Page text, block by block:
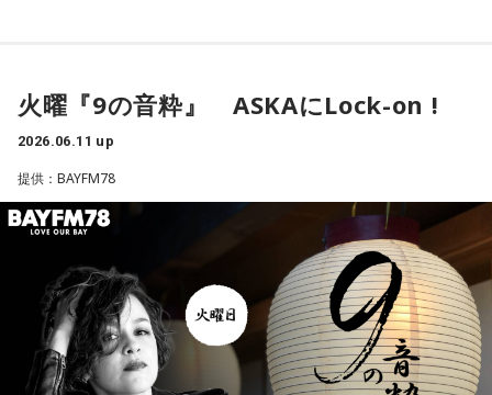
「マンハッタン」（リョーユーパン）があります。チュロス
のように少し硬めのドーナツ状の生地にチョコレートがコー
ティングされた、九州のコンビニやスーパーならどこにでも
なぜ、これほど魅力的なパンたちが特定の地域に留まり、全
国へ広がっていかないのでしょうか。そこにはパンという食
べ物が持つ、本来の「地域性」が関係しています。今でこそ
物流が発達し、今日送ったものが明日届く時代になりました
が、元来パンは「その日に作って、その日にその街で消費す
るもの」でした。だからこそ、地域に根差した固有の文化が
守られ、その土地に行かなければ出会えない特別な価値が今
も残されているのです。
火曜『9の音粋』 ASKAにLock-on !
2026.06.11 up
提供：BAYFM78